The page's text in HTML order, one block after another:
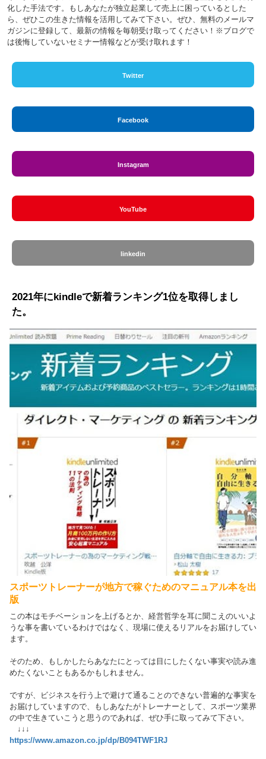
化した手法です。もしあなたが独立起業して売上に困っているとした
ら、ぜひこの生きた情報を活用してみて下さい。ぜひ、無料のメールマ
ガジンに登録して、最新の情報を毎朝受け取ってください！※ブログで
は後悔していないセミナー情報などが受け取れます！
Twitter
Facebook
Instagram
YouTube
linkedin
2021年にkindleで新着ランキング1位を取得しまし
た。
スポーツトレーナーが地方で稼ぐためのマニュアル本を出
版
この本はモチベーションを上げるとか、経営哲学を耳に聞こえのいいよ
うな事を書いているわけではなく、現場に使えるリアルをお届けしてい
ます。
そのため、もしかしたらあなたにとっては目にしたくない事実や読み進
めたくないこともあるかもしれません。
ですが、ビジネスを行う上で避けて通ることのできない普遍的な事実を
お届けしていますので、もしあなたがトレーナーとして、スポーツ業界
の中で生きていこうと思うのであれば、ぜひ手に取ってみて下さい。
↓↓↓
https://www.amazon.co.jp/dp/B094TWF1RJ